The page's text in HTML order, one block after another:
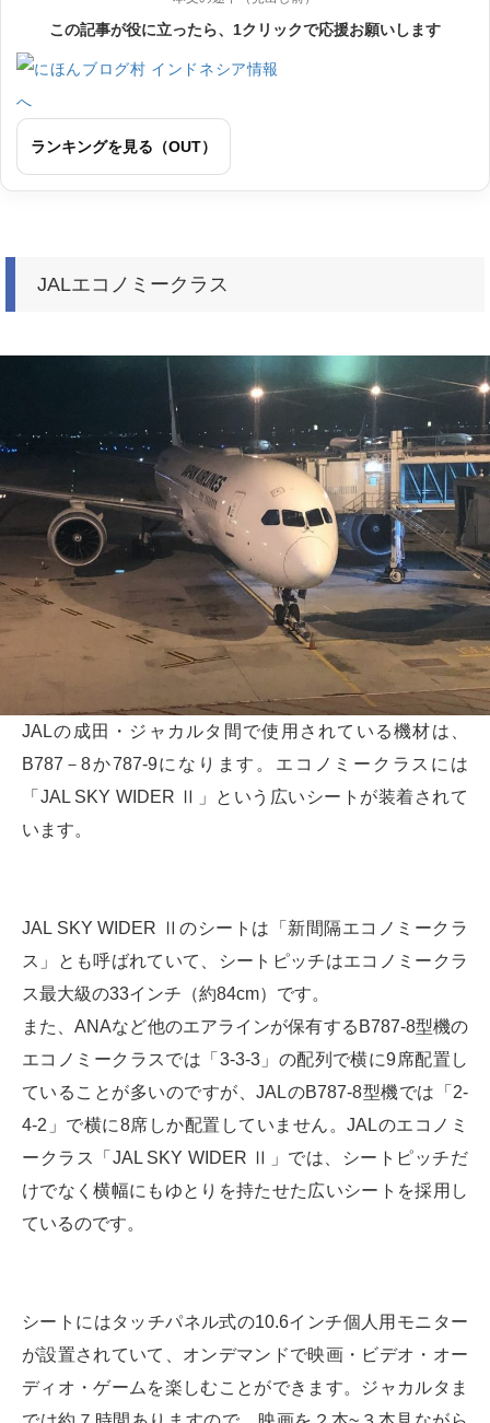
この記事が役に立ったら、1クリックで応援お願いします
ランキングを見る（OUT）
JALエコノミークラス
JALの成田・ジャカルタ間で使用されている機材は、
B787－8か787-9になります。エコノミークラスには
「JAL SKY WIDER Ⅱ」という広いシートが装着されて
います。
JAL SKY WIDER Ⅱのシートは「新間隔エコノミークラ
ス」とも呼ばれていて、シートピッチはエコノミークラ
ス最大級の33インチ（約84cm）です。
また、ANAなど他のエアラインが保有するB787-8型機の
エコノミークラスでは「3-3-3」の配列で横に9席配置し
ていることが多いのですが、JALのB787-8型機では「2-
4-2」で横に8席しか配置していません。JALのエコノミ
ークラス「JAL SKY WIDER Ⅱ」では、シートピッチだ
けでなく横幅にもゆとりを持たせた広いシートを採用し
ているのです。
シートにはタッチパネル式の10.6インチ個人用モニター
が設置されていて、オンデマンドで映画・ビデオ・オー
ディオ・ゲームを楽しむことができます。ジャカルタま